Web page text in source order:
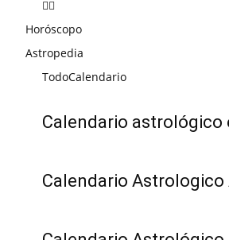
Horóscopo
Astropedia
TodoCalendario
Calendario astrológico
Calendario Astrologico